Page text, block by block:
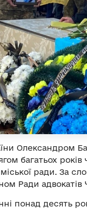
Олександром
багатьох років
ради. За
Ради адвокатів
понад десять